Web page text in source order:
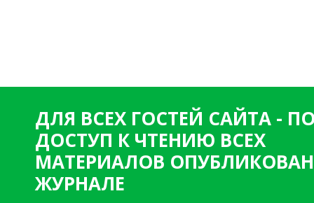
ДЛЯ ВСЕХ ГОСТЕЙ САЙТА -
ДОСТУП К ЧТЕНИЮ ВСЕХ
МАТЕРИАЛОВ
ЖУРНАЛЕ